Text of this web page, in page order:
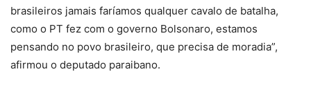
brasileiros jamais faríamos qualquer cavalo de batalha,
como o PT fez com o governo Bolsonaro, estamos
pensando no povo brasileiro, que precisa de moradia”,
afirmou o deputado paraibano.